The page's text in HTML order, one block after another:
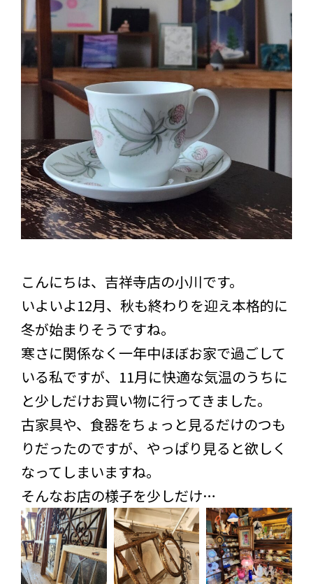
こんにちは、吉祥寺店の小川です。
いよいよ12月、秋も終わりを迎え本格的に
冬が始まりそうですね。
寒さに関係なく一年中ほぼお家で過ごして
いる私ですが、11月に快適な気温のうちに
と少しだけお買い物に行ってきました。
古家具や、食器をちょっと見るだけのつも
りだったのですが、やっぱり見ると欲しく
なってしまいますね。
そんなお店の様子を少しだけ…